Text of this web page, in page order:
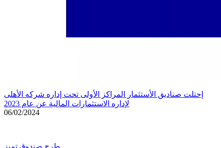
إحتلت صناديق الأستثمار المراكز الأولى تحت إداره شركه الأهلى
لإداره الاستثمارات المالية عن عام 2023
06/02/2024
طرح صندوق تميز